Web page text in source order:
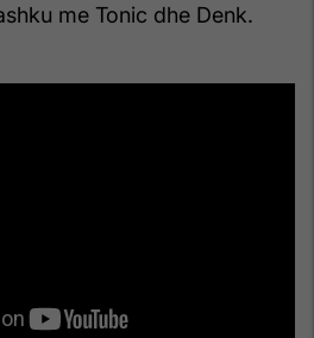
me Tonic dhe Denk.